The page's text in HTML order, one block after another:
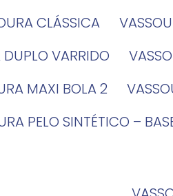
CLÁSSICA
DUPLO VARRIDO
MAXI BOLA 2
PELO SINTÉTICO –